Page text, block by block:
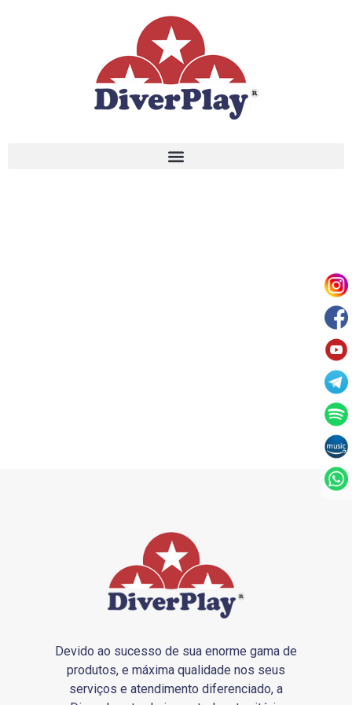
Devido ao sucesso de sua enorme gama de
produtos, e máxima qualidade nos seus
serviços e atendimento diferenciado, a